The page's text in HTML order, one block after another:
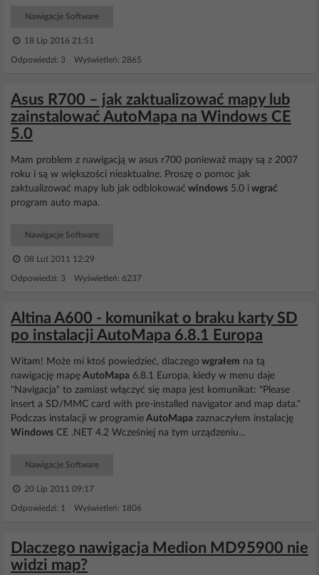
Nawigacje Software
18 Lip 2016 21:51
Odpowiedzi: 3 Wyświetleń: 2865
Asus R700 – jak zaktualizować mapy lub
zainstalować AutoMapa na Windows CE
5.0
Mam problem z nawigacją w asus r700 ponieważ mapy są z 2007
roku i są w większości nieaktualne. Proszę o pomoc jak
zaktualizować mapy lub jak odblokować windows 5.0 i wgrać
program auto mapa.
Nawigacje Software
08 Lut 2011 12:29
Odpowiedzi: 3 Wyświetleń: 6237
Altina A600 - komunikat o braku karty SD
po instalacji AutoMapa 6.8.1 Europa
Witam! Może mi ktoś powiedzieć, dlaczego wgrałem na tą
nawigację mapę AutoMapa 6.8.1 Europa, kiedy w menu daje
"Navigacja" to zamiast włączyć się mapa jest komunikat: "Please
insert a SD/MMC card with pre-installed navigator and map data."
Podczas instalacji w programie AutoMapa zaznaczyłem instalację
Windows CE .NET 4.2 Wcześniej na tym urządzeniu...
Nawigacje Software
20 Lip 2011 09:17
Odpowiedzi: 1 Wyświetleń: 1806
Dlaczego nawigacja Medion MD95900 nie
widzi map?